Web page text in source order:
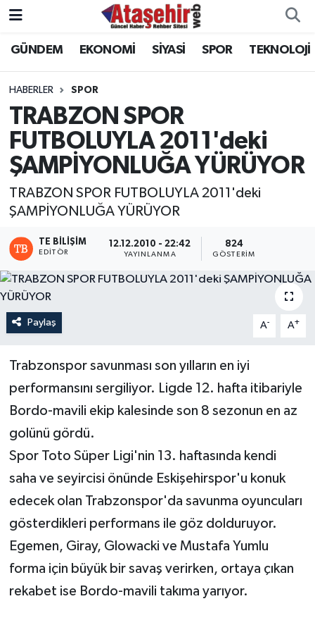
GÜNDEM EKONOMİ SİYASİ SPOR TEKNOLOJİ
HABERLER SPOR
TRABZON SPOR
FUTBOLUYLA 2011'deki
ŞAMPİYONLUĞA YÜRÜYOR
TRABZON SPOR FUTBOLUYLA 2011'deki
ŞAMPİYONLUĞA YÜRÜYOR
TE BILIŞIM
EDITÖR
12.12.2010 - 22:42
YAYINLANMA
824
GÖSTERIM
Paylaş A- A+
Trabzonspor savunması son yılların en iyi
performansını sergiliyor. Ligde 12. hafta itibariyle
Bordo-mavili ekip kalesinde son 8 sezonun en az
golünü gördü.
Spor Toto Süper Ligi'nin 13. haftasında kendi
saha ve seyircisi önünde Eskişehirspor'u konuk
edecek olan Trabzonspor'da savunma oyuncuları
gösterdikleri performans ile göz dolduruyor.
Egemen, Giray, Glowacki ve Mustafa Yumlu
forma için büyük bir savaş verirken, ortaya çıkan
rekabet ise Bordo-mavili takıma yarıyor.
Hava Durumu
Trafik Durumu
Süper Lig Puan Durumu ve Fikstür
Tüm Manşetler
Son Dakika Haberleri